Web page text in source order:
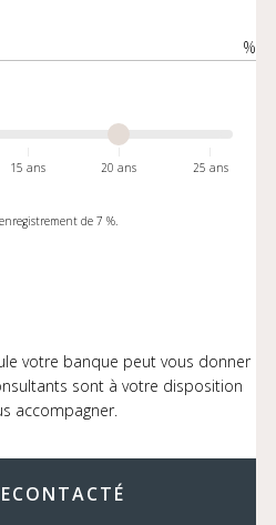
%
15 ans 20 ans 25 ans
de 7 %.
votre banque peut vous donner
sont à votre disposition
accompagner.